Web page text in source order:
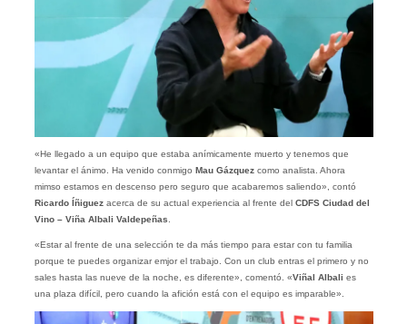
«He llegado a un equipo que estaba anímicamente muerto y tenemos que
levantar el ánimo. Ha venido conmigo Mau Gázquez como analista. Ahora
mimso estamos en descenso pero seguro que acabaremos saliendo», contó
Ricardo Íñiguezacerca de su actual experiencia al frente del CDFS Ciudad del
Vino – Viña Albali Valdepeñas
«Estar al frente de una selección te da más tiempo para estar con tu familia
porque te puedes organizar emjor el trabajo. Con un club entras el primero y no
sales hasta las nueve de la noche, es diferente», comentó. «Viñal Albali es
una plaza difícil, pero cuando la afición está con el equipo es imparable».